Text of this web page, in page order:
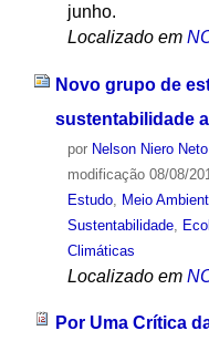
junho.
Localizado em
Novo grupo de
sustentabilidade
por Nelson Niero Neto
modificação08/08/
Estudo, Meio
Sustentabilidade,
Climáticas
Localizado em
Por Uma Crítica